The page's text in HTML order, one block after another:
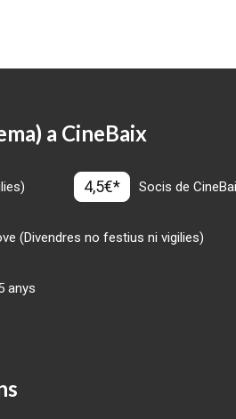
a CineBaix
4,5€* Socis de
(Divendres no festius ni vigilies)
anys